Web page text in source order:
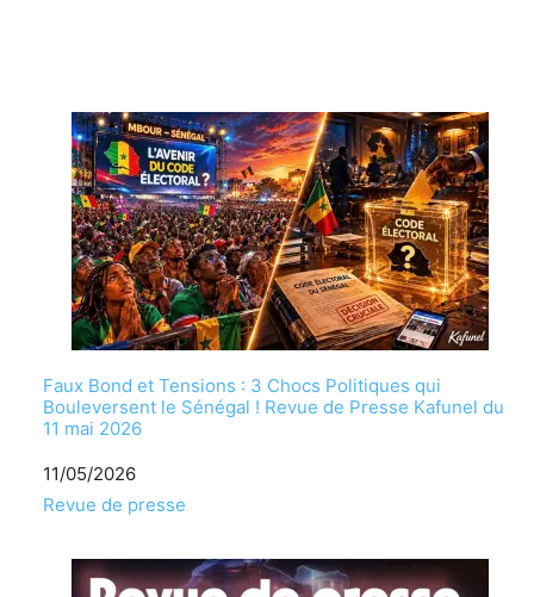
Faux Bond et Tensions : 3 Chocs Politiques qui
Bouleversent le Sénégal ! Revue de Presse Kafunel du
11 mai 2026
Date
11/05/2026
Par rapport à
Revue de presse